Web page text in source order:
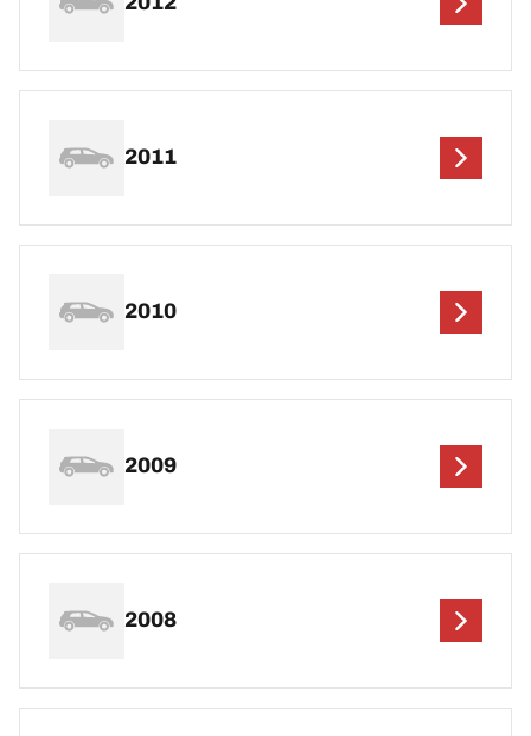
2011
2010
2009
2008